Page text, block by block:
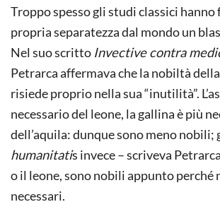
Troppo spesso gli studi classici
propria separatezza dal mondo un
Nel suo scritto Invective contra
Petrarca affermava che la nobiltà
risiede proprio nella sua “inutilità”.
necessario del leone, la gallina è più
dell’aquila: dunque sono meno nobili;
humanitatis invece – scriveva
o il leone, sono nobili appunto perché
necessari.